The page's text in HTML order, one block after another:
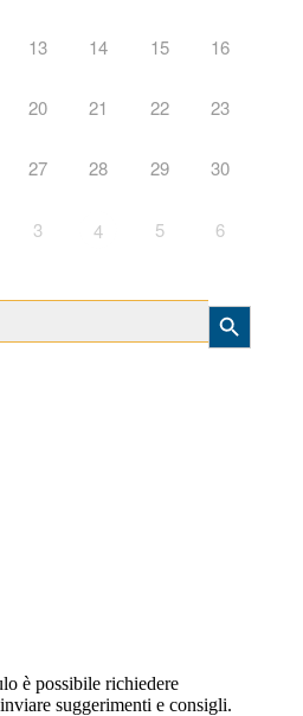
13 14 15 16
20 21 22 23
27 28 29 30
3 4 5 6
Search Button
è possibile richiedere
suggerimenti e consigli.